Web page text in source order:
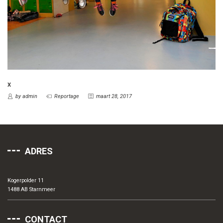
X
by admin
Reportage maart 28, 2017
ADRES
Kogerpolder 11
1488 AB Starnmeer
CONTACT